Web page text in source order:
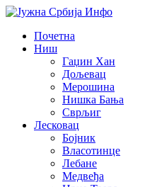
Почетна
Ниш
Гаџин Хан
Дољевац
Мерошина
Нишка Бања
Сврљиг
Лесковац
Бојник
Власотинце
Лебане
Медвеђа